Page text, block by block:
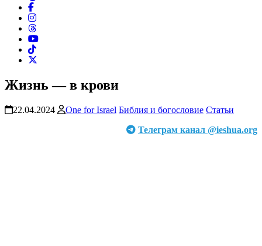
Жизнь — в крови
22.04.2024 One for Israel Библия и богословие Статьи
Телеграм канал @ieshua.org